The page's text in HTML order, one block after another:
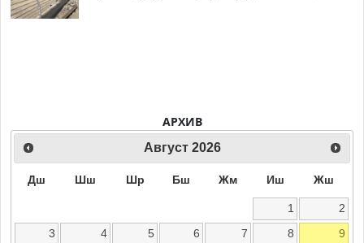
АРХИВ
Август 2026
Дш Шш Шр Бш Жм Иш Жш
1
2
3
4 5 6 7 8 9